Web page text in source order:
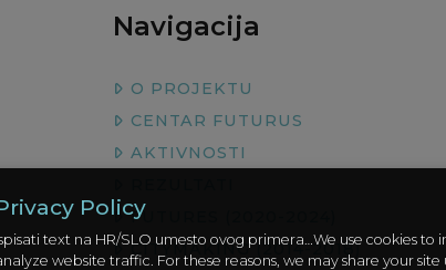
Navigacija
O PROJEKTU
CENTAR FUTURUS
AKTIVNOSTI
FUTURES (2020-2024)
CITYMAKING (2014-2018)
Policy
text na HR/SLO umesto ovog primera…We use cookies to
website traffic. For these reasons, we may share your